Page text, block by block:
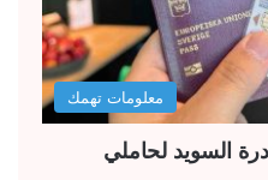
معلومات تهمك
السويد لحاملي